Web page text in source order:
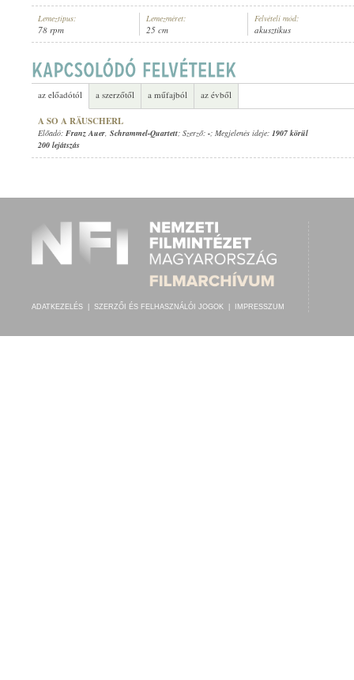
FRANZ AUER, SCHRAMMEL-QUARTETT
Lemeztípus:
78 rpm
Lemezméret:
25 cm
Felvételi mód:
akusztikus
az előadótól a szerzőtől a műfajból az évből
A SO A RÄUSCHERL
Előadó: Franz Auer, Schrammel-Quartett; Szerző: -; Megjelenés ideje: 1907 körül
200 lejátszás
ADATKEZELÉS SZERZŐI ÉS FELHASZNÁLÓI JOGOK IMPRESSZUM